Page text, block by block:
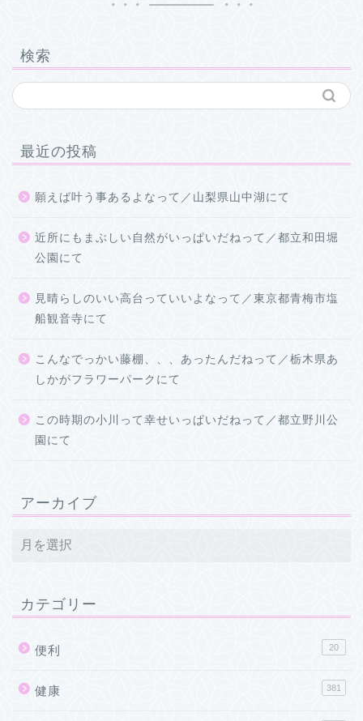
検索
最近の投稿
願えば叶う事あるよなって／山梨県山中湖にて
近所にもまぶしい自然がいっぱいだねって／都立和田堀
公園にて
見晴らしのいい高台っていいよなって／東京都青梅市塩
船観音寺にて
こんなでっかい藤棚、、、あったんだねって／栃木県あ
しかがフラワーパークにて
この時期の小川って幸せいっぱいだねって／都立野川公
園にて
アーカイブ
カテゴリー
便利 20
健康 381